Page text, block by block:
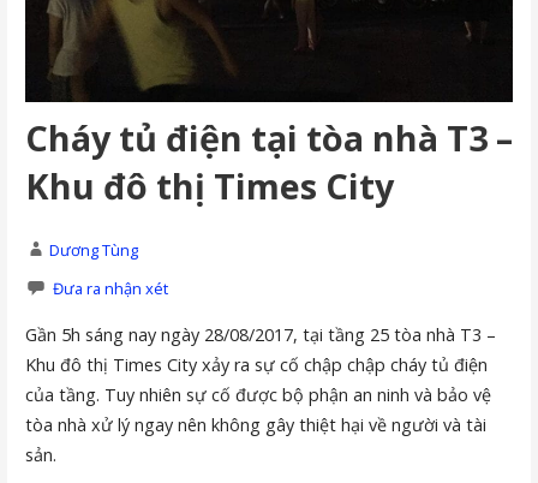
Cháy tủ điện tại tòa nhà T3 –
Khu đô thị Times City
Dương Tùng
Đưa ra nhận xét
Gần 5h sáng nay ngày 28/08/2017, tại tầng 25 tòa nhà T3 –
Khu đô thị Times City xảy ra sự cố chập chập cháy tủ điện
của tầng. Tuy nhiên sự cố được bộ phận an ninh và bảo vệ
tòa nhà xử lý ngay nên không gây thiệt hại về người và tài
sản.